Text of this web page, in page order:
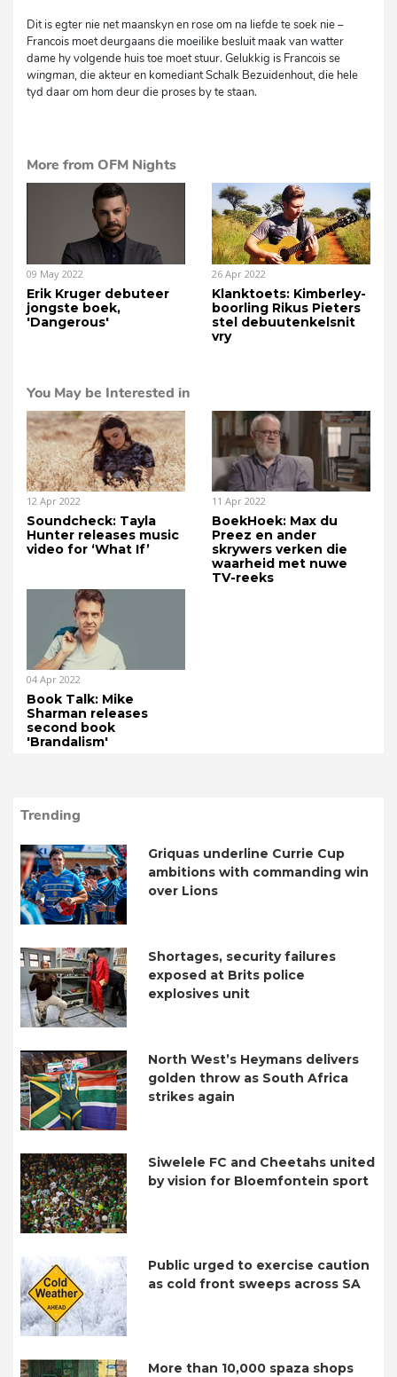
Dit is egter nie net maanskyn en rose om na liefde te soek nie –
Francois moet deurgaans die moeilike besluit maak van watter
dame hy volgende huis toe moet stuur. Gelukkig is Francois se
wingman, die akteur en komediant Schalk Bezuidenhout, die hele
tyd daar om hom deur die proses by te staan.
More from OFM Nights
09 May 2022
Erik Kruger debuteer
jongste boek,
'Dangerous'
26 Apr 2022
Klanktoets: Kimberley-
boorling Rikus Pieters
stel debuutenkelsnit
vry
You May be Interested in
12 Apr 2022
Soundcheck: Tayla
Hunter releases music
video for ‘What If’
11 Apr 2022
BoekHoek: Max du
Preez en ander
skrywers verken die
waarheid met nuwe
TV-reeks
04 Apr 2022
Book Talk: Mike
Sharman releases
second book
'Brandalism'
Trending
Griquas underline Currie Cup
ambitions with commanding win
over Lions
Shortages, security failures
exposed at Brits police
explosives unit
North West’s Heymans delivers
golden throw as South Africa
strikes again
Siwelele FC and Cheetahs united
by vision for Bloemfontein sport
Public urged to exercise caution
as cold front sweeps across SA
More than 10,000 spaza shops